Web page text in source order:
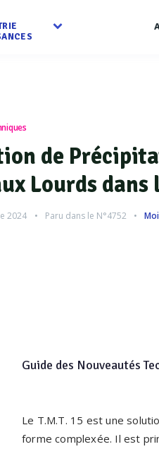
de
Lourds dans
2024 Paru dans le N°4752
Guide des Nouveautés
Le T.M.T. 15 est une
forme complexée. Il est